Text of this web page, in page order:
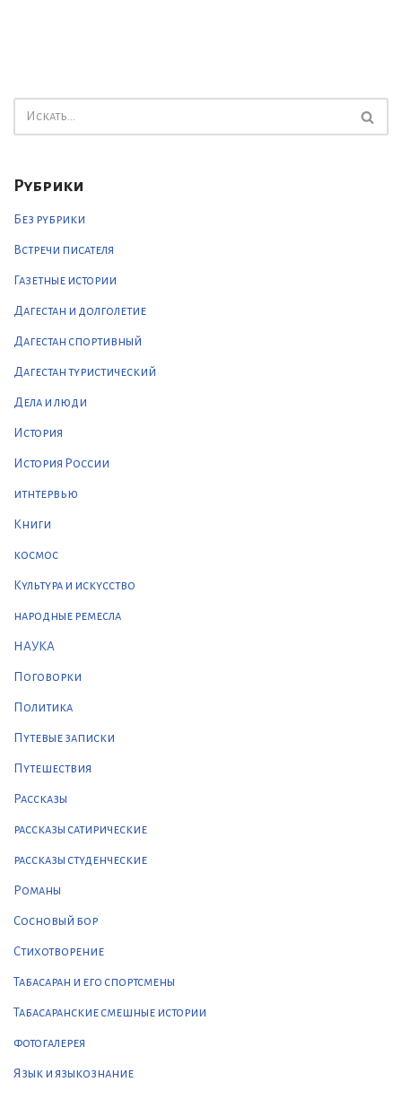
Рубрики
Без рубрики
Встречи писателя
Газетные истории
Дагестан и долголетие
Дагестан спортивный
Дагестан туристический
Дела и люди
История
История России
итнтервью
Книги
космос
Культура и искусство
народные ремесла
НАУКА
Поговорки
Политика
Путевые записки
Путешествия
Рассказы
рассказы сатирические
рассказы студенческие
Романы
Сосновый бор
Стихотворение
Табасаран и его спортсмены
Табасаранские смешные истории
фотогалерея
Язык и языкознание